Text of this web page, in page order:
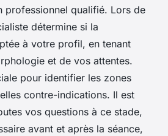
professionnel qualifié. Lors de
détermine si la
à votre profil, en tenant
et de vos attentes.
pour identifier les zones
contre-indications. Il est
vos questions à ce stade,
avant et après la séance,